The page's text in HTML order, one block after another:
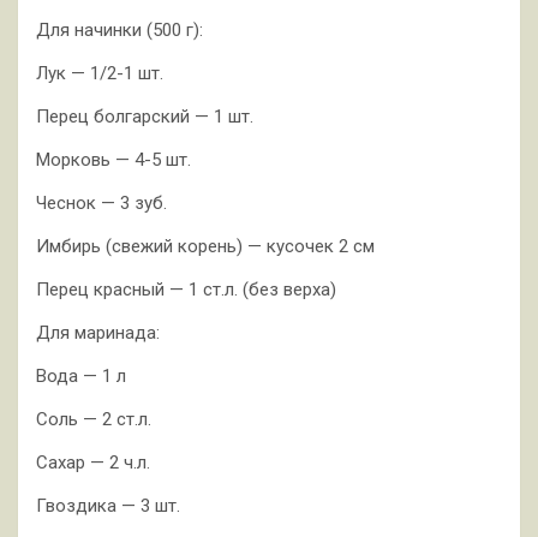
Для начинки (500 г):
Лук — 1/2-1 шт.
Перец болгарский — 1 шт.
Морковь — 4-5 шт.
Чеснок — 3 зуб.
Имбирь (свежий корень) — кусочек 2 см
Перец красный — 1 ст.л. (без верха)
Для маринада:
Вода — 1 л
Соль — 2 ст.л.
Сахар — 2 ч.л.
Гвоздика — 3 шт.